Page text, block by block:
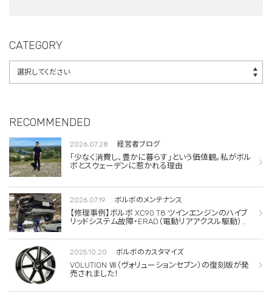
CATEGORY
RECOMMENDED
2026.07.28 経営者ブログ
「少なく消費し、豊かに暮らす」という価値観。私がボル
ボとスウェーデンに惹かれる理由
2026.07.19 ボルボのメンテナンス
【修理事例】ボルボ XC90 T8 ツインエンジンのハイブ
リッドシステム故障・ERAD（電動リアアクスル駆動）交
2025.10.20 ボルボのカスタマイズ
VOLUTION Ⅶ（ヴォリューションセブン）の復刻版が発
売されました！